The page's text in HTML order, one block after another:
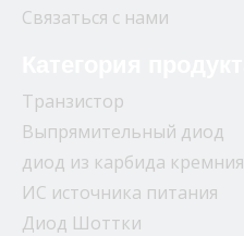
Связаться с нами
Транзистор
Выпрямительный диод
диод из карбида кремния
ИС источника питания
Диод Шоттки